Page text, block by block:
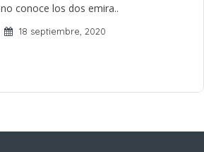
conoce los dos emira..
18 septiembre, 2020